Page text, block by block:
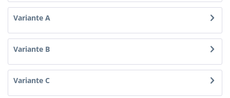
Variante A
Variante B
Variante C